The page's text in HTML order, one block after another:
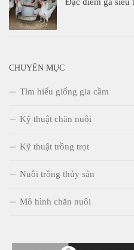
Đặc điểm gà siêu
CHUYÊN MỤC
Tìm hiểu giống gia cầm
Kỹ thuật chăn nuôi
Kỹ thuật trồng trọt
Nuôi trồng thủy sản
Mô hình chăn nuôi